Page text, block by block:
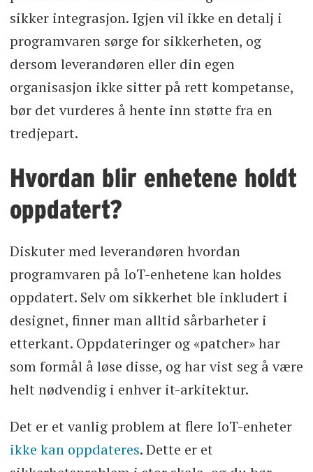
sikker integrasjon. Igjen vil ikke en detalj i
programvaren sørge for sikkerheten, og
dersom leverandøren eller din egen
organisasjon ikke sitter på rett kompetanse,
bør det vurderes å hente inn støtte fra en
tredjepart.
Hvordan blir enhetene holdt
oppdatert?
Diskuter med leverandøren hvordan
programvaren på IoT-enhetene kan holdes
oppdatert. Selv om sikkerhet ble inkludert i
designet, finner man alltid sårbarheter i
etterkant. Oppdateringer og «patcher» har
som formål å løse disse, og har vist seg å være
helt nødvendig i enhver it-arkitektur.
Det er et vanlig problem at flere IoT-enheter
ikke kan oppdateres. Dette er et